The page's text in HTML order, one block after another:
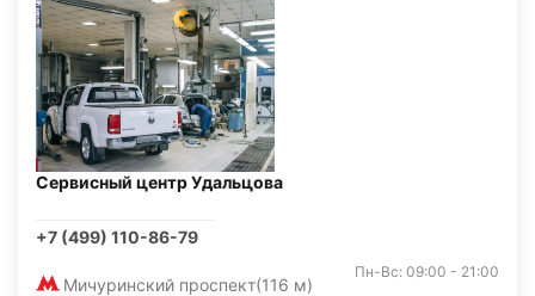
Сервисный центр Удальцова
+7 (499) 110-86-79
Мичуринский проспект(116 м)
Пн-Вс: 09:00 - 21:00